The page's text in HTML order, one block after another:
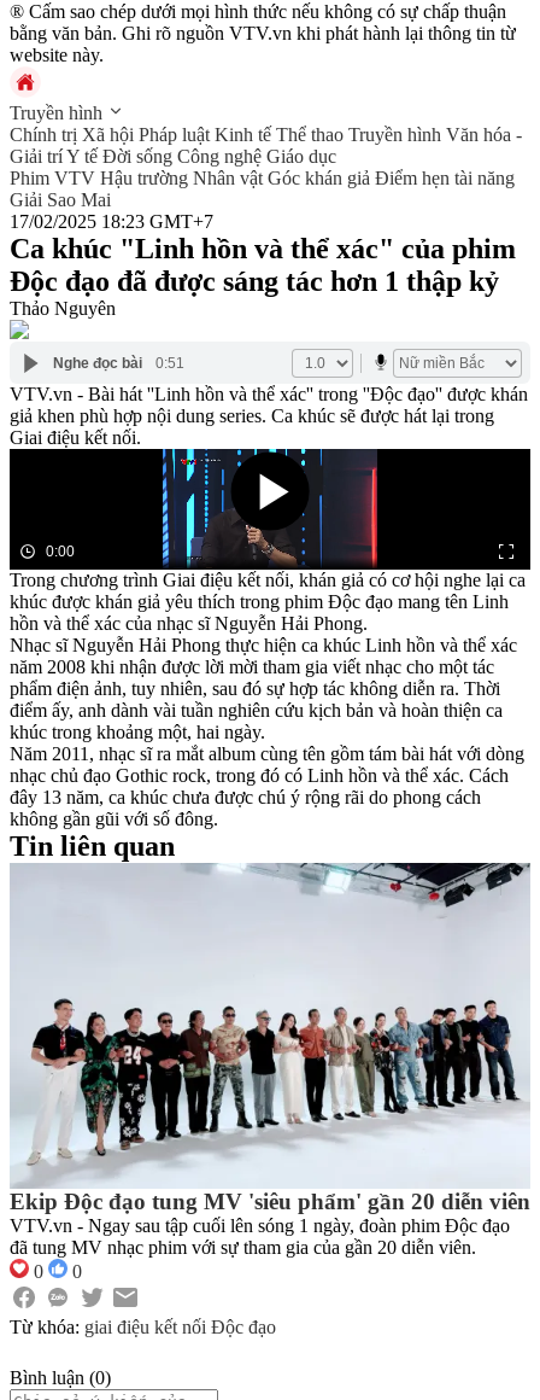
® Cấm sao chép dưới mọi hình thức nếu không có sự chấp thuận
bằng văn bản. Ghi rõ nguồn VTV.vn khi phát hành lại thông tin từ
website này.
Truyền hình
Chính trị Xã hội Pháp luật Kinh tế Thể thao Truyền hình Văn hóa -
Giải tríY tế Đời sống Công nghệ Giáo dục
Phim VTV Hậu trường Nhân vật Góc khán giả Điểm hẹn tài năng
Giải Sao Mai
17/02/2025 18:23 GMT+7
Ca khúc "Linh hồn và thể xác" của phim
Độc đạo đã được sáng tác hơn 1 thập kỷ
Thảo Nguyên
Nghe đọc bài 0:51
VTV.vn - Bài hát ''Linh hồn và thể xác'' trong ''Độc đạo'' được khán
giả khen phù hợp nội dung series. Ca khúc sẽ được hát lại trong
Giai điệu kết nối.
0:00
Trong chương trình Giai điệu kết nối, khán giả có cơ hội nghe lại ca
khúc được khán giả yêu thích trong phim Độc đạo mang tên Linh
hồn và thể xác của nhạc sĩ Nguyễn Hải Phong.
Nhạc sĩ Nguyễn Hải Phong thực hiện ca khúc Linh hồn và thể xác
năm 2008 khi nhận được lời mời tham gia viết nhạc cho một tác
phẩm điện ảnh, tuy nhiên, sau đó sự hợp tác không diễn ra. Thời
điểm ấy, anh dành vài tuần nghiên cứu kịch bản và hoàn thiện ca
khúc trong khoảng một, hai ngày.
Năm 2011, nhạc sĩ ra mắt album cùng tên gồm tám bài hát với dòng
nhạc chủ đạo Gothic rock, trong đó có Linh hồn và thể xác. Cách
đây 13 năm, ca khúc chưa được chú ý rộng rãi do phong cách
không gần gũi với số đông.
Tin liên quan
Ekip Độc đạo tung MV 'siêu phẩm' gần 20 diễn viên
VTV.vn - Ngay sau tập cuối lên sóng 1 ngày, đoàn phim Độc đạo
đã tung MV nhạc phim với sự tham gia của gần 20 diễn viên.
0
0
Từ khóa: giai điệu kết nối Độc đạo
Bình luận (0)